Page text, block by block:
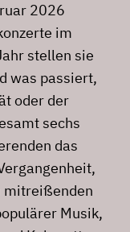
2026
im
stellen sie
was passiert,
oder der
sechs
das
mitreißenden
Musik,